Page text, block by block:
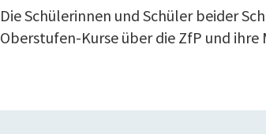
Die Schülerinnen und Schüler beider
Oberstufen-Kurse über die ZfP und